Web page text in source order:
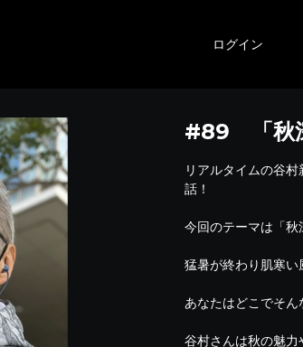
ログイン
#89 「秋
リアルタイムの谷
話！
今回のテーマは「秋
猛暑が終わり肌寒
あなたはどこでそん
谷村さんは秋の魅